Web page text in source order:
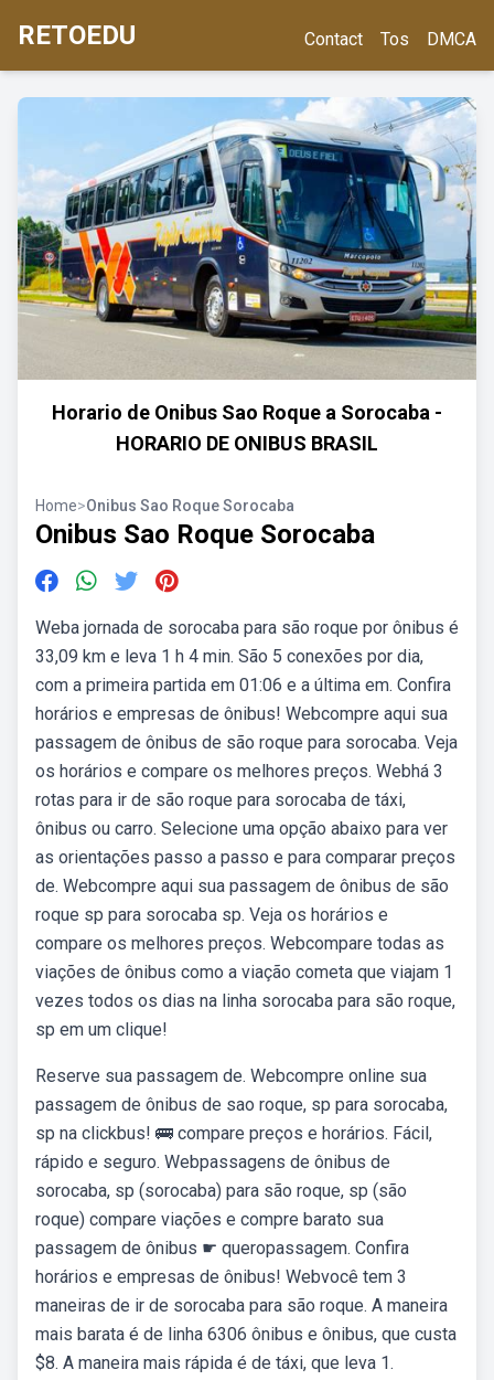
RETOEDU Contact Tos DMCA
Horario de Onibus Sao Roque a Sorocaba -
HORARIO DE ONIBUS BRASIL
Home>Onibus Sao Roque Sorocaba
Onibus Sao Roque Sorocaba
Weba jornada de sorocaba para são roque por ônibus é
33,09 km e leva 1 h 4 min. São 5 conexões por dia,
com a primeira partida em 01:06 e a última em. Confira
horários e empresas de ônibus! Webcompre aqui sua
passagem de ônibus de são roque para sorocaba. Veja
os horários e compare os melhores preços. Webhá 3
rotas para ir de são roque para sorocaba de táxi,
ônibus ou carro. Selecione uma opção abaixo para ver
as orientações passo a passo e para comparar preços
de. Webcompre aqui sua passagem de ônibus de são
roque sp para sorocaba sp. Veja os horários e
compare os melhores preços. Webcompare todas as
viações de ônibus como a viação cometa que viajam 1
vezes todos os dias na linha sorocaba para são roque,
sp em um clique!
Reserve sua passagem de. Webcompre online sua
passagem de ônibus de sao roque, sp para sorocaba,
sp na clickbus! 🚌 compare preços e horários. Fácil,
rápido e seguro. Webpassagens de ônibus de
sorocaba, sp (sorocaba) para são roque, sp (são
roque) compare viações e compre barato sua
passagem de ônibus ☛ queropassagem. Confira
horários e empresas de ônibus! Webvocê tem 3
maneiras de ir de sorocaba para são roque. A maneira
mais barata é de linha 6306 ônibus e ônibus, que custa
$8. A maneira mais rápida é de táxi, que leva 1.